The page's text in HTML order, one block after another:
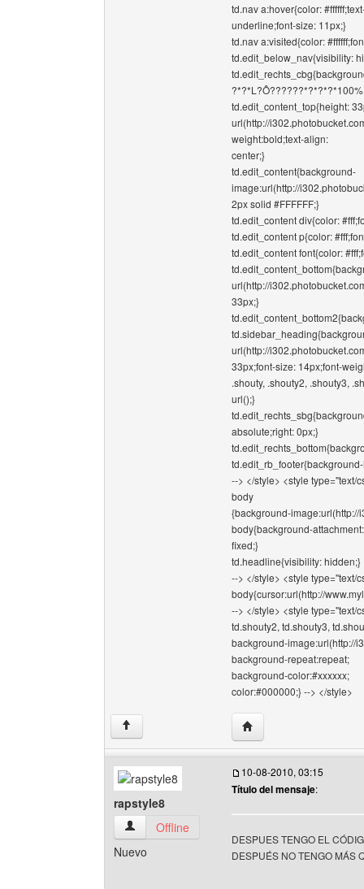
td.nav a:hover{color:
underline;font-size: 11px;}
td.nav a:visited{color:
td.edit_below_nav{visibility:
td.edit_content_top{height:
url(http://
weight:bold;text-align:
center;}
td.edit_content{background-
image:url(http://
2px solid #FFFFFF;}
td.edit_content div{color:
td.edit_content p{color:
td.edit_content font{color:
url(http://
33px;}
url(http://
33px;font-size: 14px;font-
.shouty, .shouty2, .shouty3,
url();}
absolute;right: 0px;}
--> </style> <style type="text/
body
{background-
body{background-attachment:
fixed;}
td.headline{visibility: hidden;}
--> </style> <style type="text/
body{cursor:url(http://
--> </style> <style type="text/
td.shouty2, td.shouty3,
background-image:url(http://
background-repeat:repeat;
background-color:#xxxxxx;
color:#000000;} --> </style>
↑ Visitar sitio web del
rapstyle8
rapstyle8 Ver perfil del usuario
Offline
Nuevo
10-08-2010, 03:15
Título del mensaje:
DESPUES TENGO EL
DESPUÉS NO TENGO MÁS